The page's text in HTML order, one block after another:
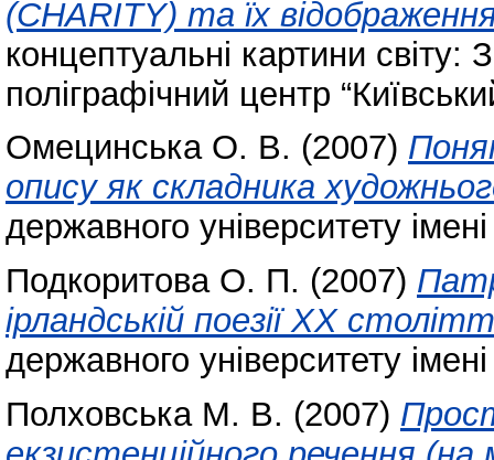
(CHARITY) та їх
концептуальні картини
поліграфічний центр
Омецинська О. В. (2007)
опису як складника
державного університету
Подкоритова О. П. (2007)
ірландській поезії ХХ
державного університету
Полховська М. В. (2007)